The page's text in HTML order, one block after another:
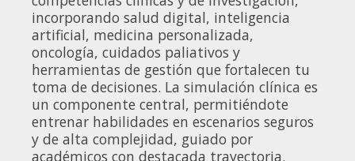
incorporando salud digital, inteligencia
artificial, medicina personalizada,
oncología, cuidados paliativos y
herramientas de gestión que fortalecen tu
toma de decisiones. La simulación clínica es
un componente central, permitiéndote
entrenar habilidades en escenarios seguros
y de alta complejidad, guiado por
académicos con destacada trayectoria.